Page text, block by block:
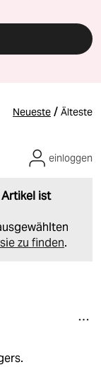
Neueste / Älteste
ist
zu finden.
einloggen